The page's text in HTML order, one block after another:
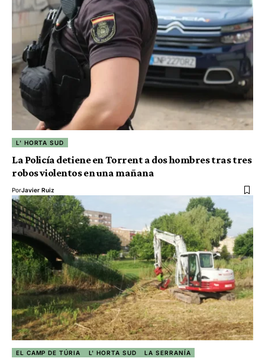
L' HORTA SUD
La Policía detiene en Torrent a dos hombres tras tres
robos violentos en una mañana
PorJavier Ruiz
EL CAMP DE TÚRIA L' HORTA SUD LA SERRANÍA